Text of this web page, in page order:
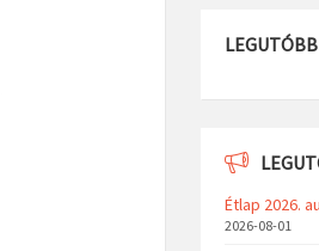
Étlap 2026.
2026-08-01